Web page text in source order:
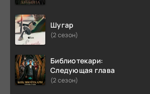
Шугар
(2 сезон)
Библиотекари:
Следующая глава
(2 сезон)